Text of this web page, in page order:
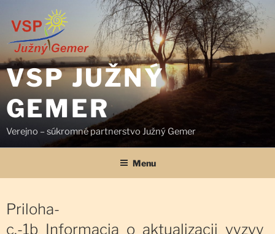
VSP JUŽNÝ
GEMER
Verejno – súkromné partnerstvo Južný Gemer
Menu
Priloha-
c.-1b_Informacia_o_aktualizacii_vyzvy